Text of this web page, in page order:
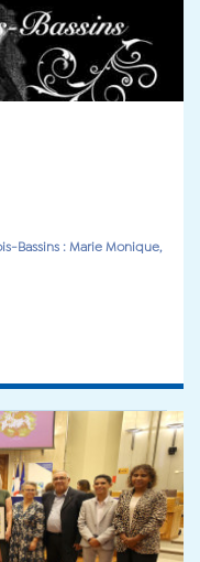
Bassins : Marie Monique,